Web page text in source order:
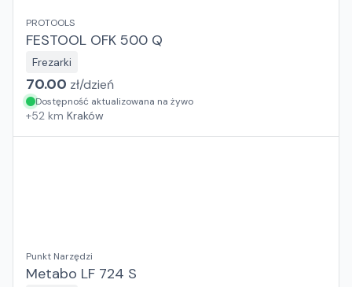
PROTOOLS
FESTOOL OFK 500 Q
Frezarki
70.00 zł/dzień
Dostępność aktualizowana na żywo
+52 km Kraków
Punkt Narzędzi
Metabo LF 724 S